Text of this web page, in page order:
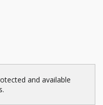
and available